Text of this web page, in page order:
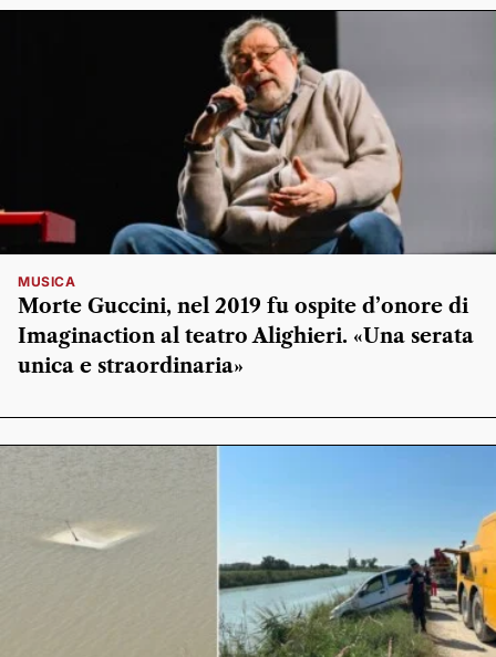
MUSICA
Morte Guccini, nel 2019 fu ospite d’onore di
Imaginaction al teatro Alighieri. «Una serata
unica e straordinaria»